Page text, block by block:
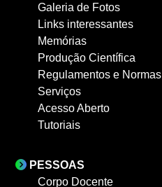
Galeria de Fotos
Links interessantes
Memórias
Produção Científica
Regulamentos e Normas
Serviços
Acesso Aberto
Tutoriais
PESSOAS
Corpo Docente